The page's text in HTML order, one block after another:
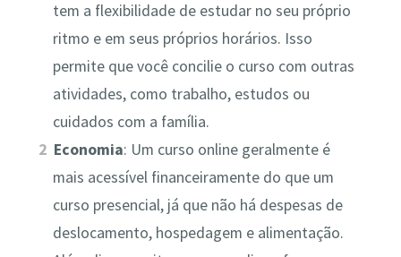
tem a flexibilidade de estudar no seu próprio
ritmo e em seus próprios horários. Isso
permite que você concilie o curso com outras
atividades, como trabalho, estudos ou
cuidados com a família.
Economia: Um curso online geralmente é
mais acessível financeiramente do que um
curso presencial, já que não há despesas de
deslocamento, hospedagem e alimentação.